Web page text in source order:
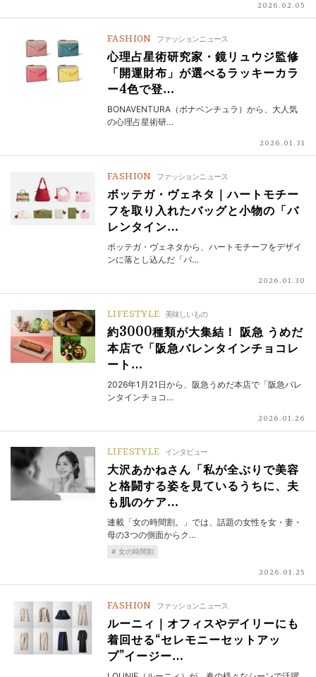
2026.02.05
FASHION ファッションニュース
心理占星術研究家・鏡リュウジ監修
「開運財布」が選べるラッキーカラ
ー4色で登…
BONAVENTURA（ボナベンチュラ）から、大人気
の心理占星術研…
2026.01.31
FASHION ファッションニュース
ボッテガ・ヴェネタ｜ハートモチー
フを取り入れたバッグと小物の「バ
レンタイン…
ボッテガ・ヴェネタから、ハートモチーフをデザイ
ンに落とし込んだ「バ…
2026.01.30
LIFESTYLE 美味しいもの
約3000種類が大集結！ 阪急 うめだ
本店で「阪急バレンタインチョコレ
ート…
2026年1月21日から、阪急うめだ本店で「阪急バレ
ンタインチョコ…
2026.01.26
LIFESTYLE インタビュー
大沢あかねさん「私が全ぶりで美容
と格闘する姿を見ているうちに、夫
も肌のケア…
連載「女の時間割。」では、話題の女性を女・妻・
母の3つの側面からク…
女の時間割
2026.01.25
FASHION ファッションニュース
ルーニィ｜オフィスやデイリーにも
着回せる“セレモニーセットアッ
プ”イージー…